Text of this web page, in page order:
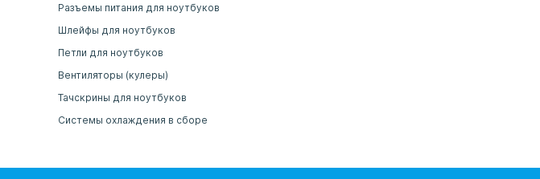
Разъемы питания для ноутбуков
Шлейфы для ноутбуков
Петли для ноутбуков
Вентиляторы (кулеры)
Тачскрины для ноутбуков
Системы охлаждения в сборе